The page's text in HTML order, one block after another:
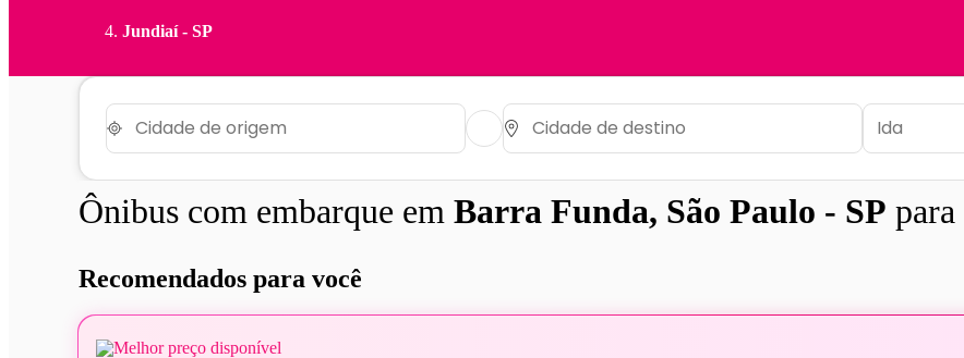
Jundiaí - SP
Ônibus com embarque em Barra Funda, São Paulo - SP para
Recomendados para você
Melhor preço disponível